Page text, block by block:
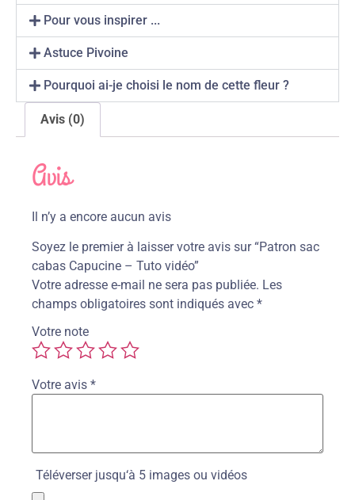
Pour vous inspirer ...
Astuce Pivoine
Pourquoi ai-je choisi le nom de cette fleur ?
Avis (0)
Avis
Il n’y a encore aucun avis
Soyez le premier à laisser votre avis sur “Patron sac
cabas Capucine – Tuto vidéo”
Votre adresse e-mail ne sera pas publiée. Les
champs obligatoires sont indiqués avec *
Votre note
Votre avis *
Téléverser jusqu‘à 5 images ou vidéos